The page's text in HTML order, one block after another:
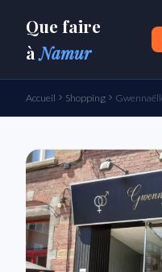
Que faire
àNamur
Accueil Shopping